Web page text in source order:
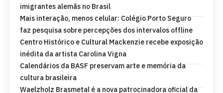
imigrantes alemãs no Brasil
Mais interação, menos celular: Colégio Porto Seguro
faz pesquisa sobre percepções dos intervalos offline
Centro Histórico e Cultural Mackenzie recebe exposição
inédita da artista Carolina Vigna
Calendários da BASF preservam arte e memória da
cultura brasileira
Waelzholz Brasmetal é a nova patrocinadora oficial da